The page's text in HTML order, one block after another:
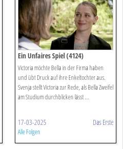
Ein Unfaires Spiel (4124)
Victoria möchte Bella in der Firma haben
und übt Druck auf ihre Enkeltochter aus.
Svenja stellt Victoria zur Rede, als Bella Zweifel
am Studium durchblicken lässt ...
17-03-2025 Das Erste
Alle Folgen